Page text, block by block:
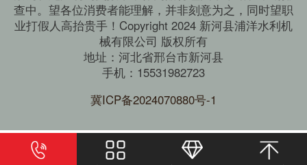
查中。望各位消费者能理解，并非刻意为之，同时望职
业打假人高抬贵手！Copyright 2024 新河县浦洋水利机
械有限公司 版权所有
地址：河北省邢台市新河县
手机：15531982723
冀ICP备2024070880号-1